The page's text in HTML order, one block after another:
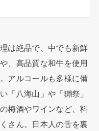
は絶品で、中でも新鮮
、高品質な和牛を使用
アルコールも多様に備
「八海山」や「獺祭」
梅酒やワインなど、料
さん。日本人の舌を裏